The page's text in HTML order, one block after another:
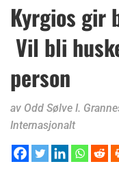
Kyrgios gir
Vil bli
person
av Odd Sølve I.
Internasjonalt